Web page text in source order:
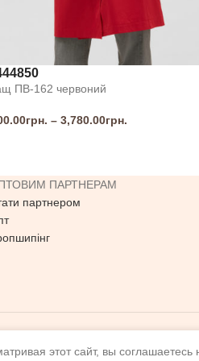
4850
ПВ-162 червоний
грн. – 3,780.00грн.
ПАРТНЕРАМ
партнером
этот сайт, вы соглашаетесь